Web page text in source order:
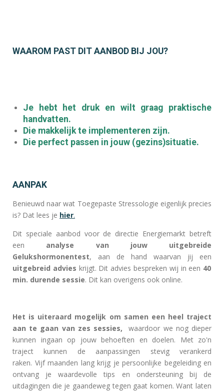
WAAROM PAST DIT AANBOD BIJ JOU?
Je hebt het druk en wilt graag praktische
handvatten.
Die makkelijk te implementeren zijn.
Die perfect passen in jouw (gezins)situatie.
AANPAK
Benieuwd naar wat Toegepaste Stressologie eigenlijk precies
is? Dat lees je hier.
Dit speciale aanbod voor de directie Energiemarkt betreft
een analyse van jouw uitgebreide
Gelukshormonentest, aan de hand waarvan jij een
uitgebreid advies krijgt. Dit advies bespreken wij in een 40
min. durende sessie. Dit kan overigens ook online.
Het is uiteraard mogelijk om samen een heel traject
aan te gaan van zes sessies,
waardoor we nog dieper
kunnen ingaan op jouw behoeften en doelen.
Met zo'n
traject kunnen de aanpassingen stevig verankerd
raken. Vijfmaanden lang krijg je persoonlijke begeleiding en
ontvang je waardevolle tips en ondersteuning bij de
uitdagingen die je gaandeweg tegen gaat komen. Want laten